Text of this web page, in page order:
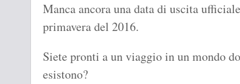
Manca ancora una data di uscita
primavera del 2016.
Siete pronti a un viaggio in un mondo
esistono?